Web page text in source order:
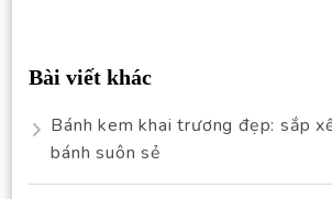
Bài viết khác
Bánh kem khai trương đẹp: sắp
bánh suôn sẻ